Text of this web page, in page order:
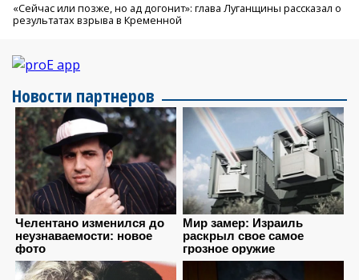
«Сейчас или позже, но ад догонит»: глава Луганщины рассказал о
результатах взрыва в Кременной
Новости партнеров